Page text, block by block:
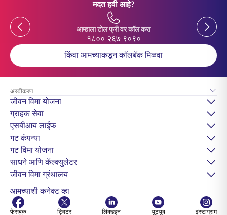
मदत हवी आहे?
Previous
आम्हाला टोल फ्री वर कॉल करा
१८०० २६७ ९०९०
Previous
किंवा आमच्याकडून कॉलबॅक मिळवा
अस्वीकरण
जीवन विमा योजना
ग्राहक सेवा
एसबीआय लाईफ
गट कंपन्या
गट विमा योजना
साधने आणि कॅल्क्युलेटर
जीवन विमा ग्रंथालय
आमच्याशी कनेक्ट व्हा
फेसबुक ट्विटर लिंक्डइन युट्यूब इंस्टाग्राम